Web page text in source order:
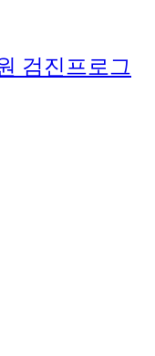
검진프로그